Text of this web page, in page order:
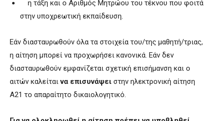
η τάξη και ο Αριθμός Μητρώου του τέκνου που φοιτά
στην υποχρεωτική εκπαίδευση.
Εάν διασταυρωθούν όλα τα στοιχεία του/της μαθητή/τριας,
η αίτηση μπορεί να προχωρήσει κανονικά. Εάν δεν
διασταυρωθούν εμφανίζεται σχετική επισήμανση και ο
αιτών καλείταινα επισυνάψει στην ηλεκτρονική αίτηση
Α21 το απαραίτητο δικαιολογητικό.